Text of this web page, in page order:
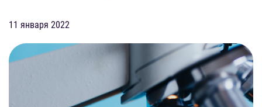
11 января 2022